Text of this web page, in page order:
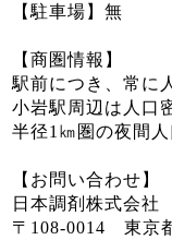
【駐車場】無
【商圏情報】
駅前につき、常に
小岩駅周辺は人口
半径1㎞圏の夜間人
【お問い合わせ】
日本調剤株式会
〒108-0014 東京